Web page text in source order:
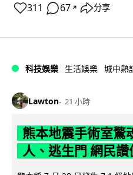
311 67 ↗ 分享
科技娛樂 生活娛樂 城中熱
Lawton 21 小時
熊本地震手術室驚
人、逃生門 網民讚